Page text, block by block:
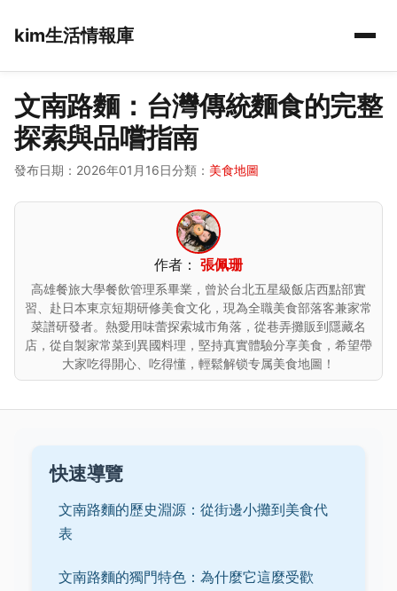
kim生活情報庫
文南路麵：台灣傳統麵食的完整
探索與品嚐指南
發布日期：2026年01月16日分類： 美食地圖
作者： 張佩珊
高雄餐旅大學餐飲管理系畢業，曾於台北五星級飯店西點部實
習、赴日本東京短期研修美食文化，現為全職美食部落客兼家常
菜譜研發者。熱愛用味蕾探索城市角落，從巷弄攤販到隱藏名
店，從自製家常菜到異國料理，堅持真實體驗分享美食，希望帶
大家吃得開心、吃得懂，輕鬆解锁专属美食地圖！
快速導覽
文南路麵的歷史淵源：從街邊小攤到美食代
表
文南路麵的獨門特色：為什麼它這麼受歡